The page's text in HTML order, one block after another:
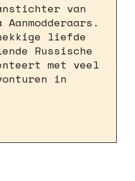
van
Aanmodderaars.
liefde
Russische
met veel
in